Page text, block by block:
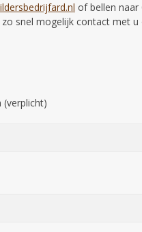
of bellen naar
zo snel mogelijk contact met u
(verplicht)